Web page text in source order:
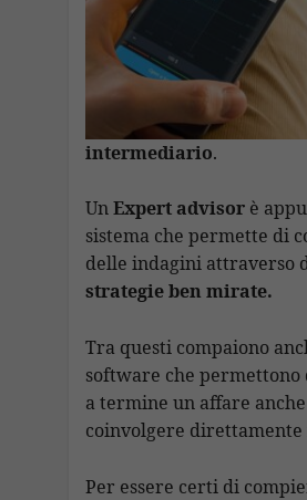
intermediario.
UnExpert advisorè
sistema che permette di
delle indagini attraverso
strategie ben mirate.
Tra questi compaiono
software che
a termine un affare anche
coinvolgere
Per essere certi di